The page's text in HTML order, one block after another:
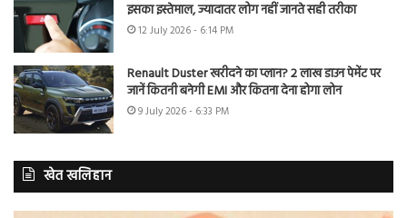
इसका इस्तेमाल, ज्यादातर लोग नहीं जानते सही तरीका
12 July 2026 - 6:14 PM
Renault Duster खरीदने का प्लान? 2 लाख डाउन पेमेंट पर
जानें कितनी बनेगी EMI और कितना देना होगा लोन
9 July 2026 - 6:33 PM
खेत खलिहान